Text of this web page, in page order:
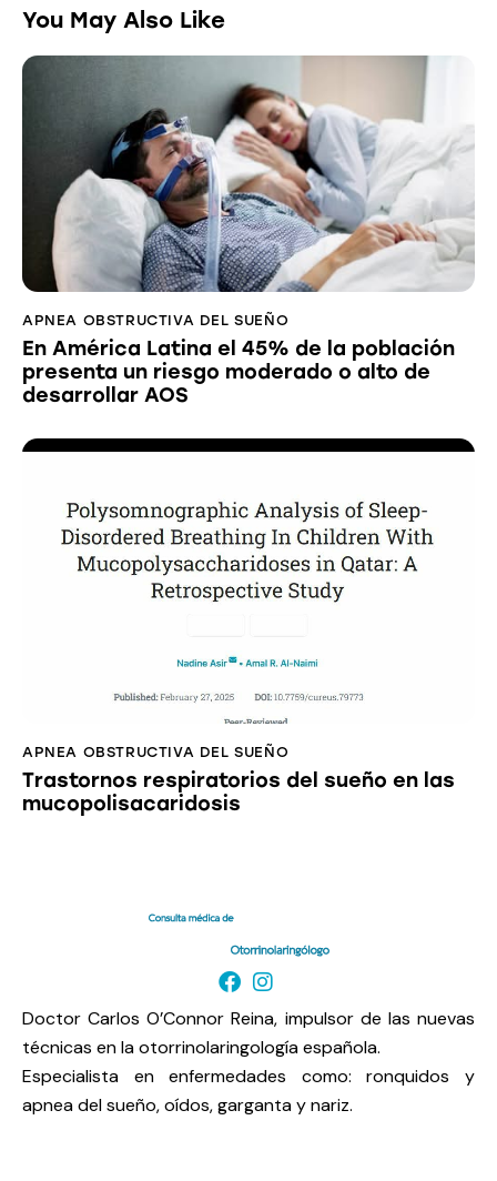
You May Also Like
APNEA OBSTRUCTIVA DEL SUEÑO
En América Latina el 45% de la población
presenta un riesgo moderado o alto de
desarrollar AOS
APNEA OBSTRUCTIVA DEL SUEÑO
Trastornos respiratorios del sueño en las
mucopolisacaridosis
Doctor Carlos O’Connor Reina, impulsor de las nuevas
técnicas en la otorrinolaringología española.
Especialista en enfermedades como: ronquidos y
apnea del sueño, oídos, garganta y nariz.